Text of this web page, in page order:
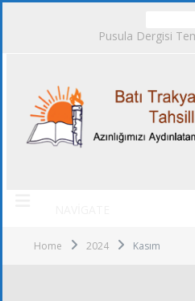
Pusula Dergisi
Home 2024 Kasım